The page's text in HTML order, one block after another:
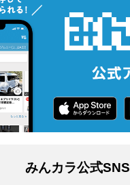
みんカラ公式SNS